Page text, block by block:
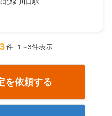
3件 1～3件表示
を依頼する